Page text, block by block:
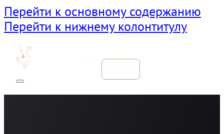
Перейти к основному содержанию
Перейти к нижнему колонтитулу